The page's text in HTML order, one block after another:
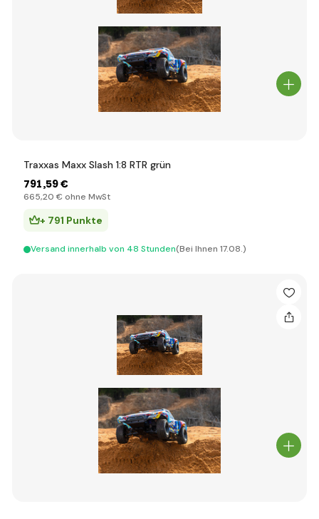
Traxxas Maxx Slash 1:8 RTR grün
791,59 €
665,20 € ohne MwSt
+ 791 Punkte
Versand innerhalb von 48 Stunden(Bei Ihnen 17.08.)